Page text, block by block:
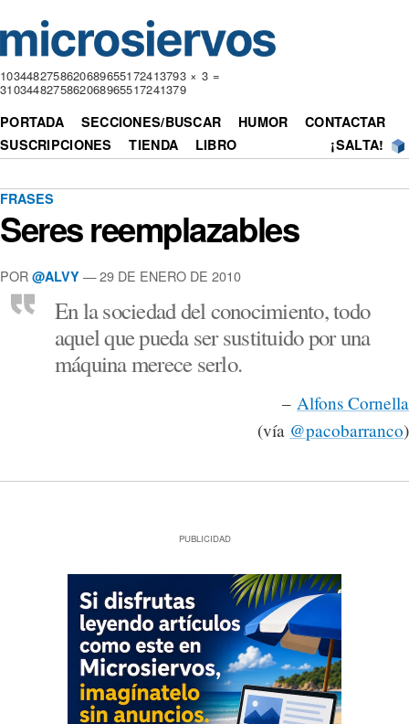
1034482758620689655172413793 × 3 =
3103448275862068965517241379
PORTADA SECCIONES/BUSCAR HUMOR
CONTACTAR
SUSCRIPCIONES
TIENDA LIBRO ¡SALTA!
FRASES
Seres reemplazables
POR @ALVY — 29 DE ENERO DE 2010
En la sociedad del conocimiento, todo
aquel que pueda ser sustituido por una
máquina merece serlo.
– Alfons Cornella
(vía @pacobarranco)
PUBLICIDAD